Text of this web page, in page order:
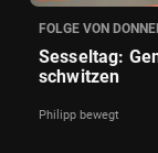
FOLGE VON
Sesseltag:
schwitzen
Philipp bewegt